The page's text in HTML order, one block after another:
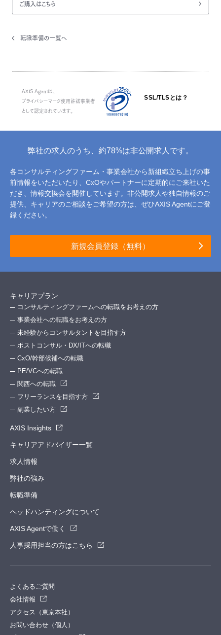
ご購入はこちら
転職準備の一覧へ
AXIS Agentは、
プライバシーマーク使用許諾事業者
として認定されています。
SSL/TLSとは？
弊社の求人のうち、約78%は非公開求人です。
各コンサルティングファーム・事業会社から新組織立ち上げの事
前情報をいただいたり、 CxOやパートナーに定期的にご来社いた
だき、情報交換会を開催しています。 非公開求人や独自情報のご
提供、キャリアのご相談をご希望の方は、ぜひAXIS Agentにご登
録ください。
新規会員登録（無料）
キャリアプラン
コンサルティングファームへの転職をお考えの方
事業会社への転職をお考えの方
未経験からコンサルタントを目指す方
ポストコンサル・DX/ITへの転職
CxO/幹部候補への転職
PE/VCへの転職
関西への転職
フリーランスを目指す方
副業したい方
AXIS Insights
キャリアアドバイザー一覧
求人情報
弊社の強み
転職準備
ヘッドハンティングについて
AXIS Agentで働く
人事採用担当の方はこちら
よくあるご質問
会社情報
アクセス（東京本社）
お問い合わせ（個人）